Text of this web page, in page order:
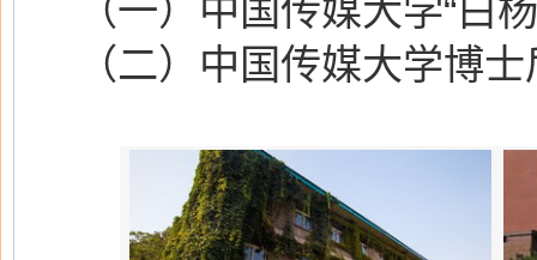
（一） 中国传媒大学“白
（二）中国传媒大学博